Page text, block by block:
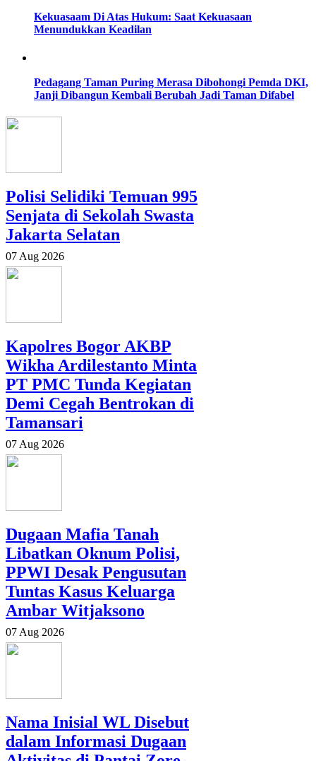
Kekuasaam Di Atas Hukum: Saat Kekuasaan
Menundukkan Keadilan
Pedagang Taman Puring Merasa Dibohongi Pemda DKI,
Janji Dibangun Kembali Berubah Jadi Taman Difabel
Polisi Selidiki Temuan 995
Senjata di Sekolah Swasta
Jakarta Selatan
07 Aug 2026
Kapolres Bogor AKBP
Wikha Ardilestanto Minta
PT PMC Tunda Kegiatan
Demi Cegah Bentrokan di
Tamansari
07 Aug 2026
Dugaan Mafia Tanah
Libatkan Oknum Polisi,
PPWI Desak Pengusutan
Tuntas Kasus Keluarga
Ambar Witjaksono
07 Aug 2026
Nama Inisial WL Disebut
dalam Informasi Dugaan